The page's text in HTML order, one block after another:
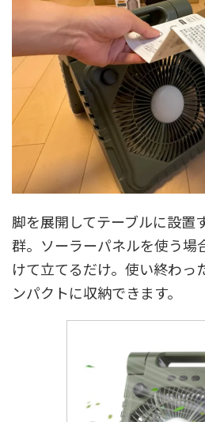
脚を展開してテーブルに設置
群。ソーラーパネルを使う場
けて立てるだけ。使い終わっ
ンパクトに収納できます。